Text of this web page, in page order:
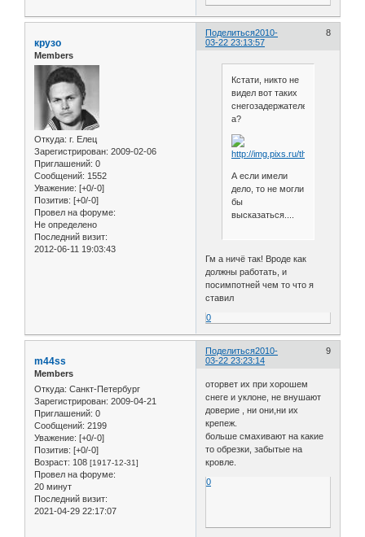
Поделиться 8
2010-
03-22 23:13:57
крузо
Members
Откуда: г. Елец
Зарегистрирован: 2009-02-06
Приглашений: 0
Сообщений: 1552
Уважение: [+0/-0]
Позитив: [+0/-0]
Провел на форуме:
Не определено
Последний визит:
2012-06-11 19:03:43
Кстати, никто не
видел вот таких
снегозадержателей,
а?
А если имели
дело, то не могли
бы
высказаться....
Гм а ничё так! Вроде как
должны работать, и
посимпотней чем то что я
ставил
0
Поделиться 9
2010-
03-22 23:23:14
m44ss
Members
Откуда: Санкт-Петербург
Зарегистрирован: 2009-04-21
Приглашений: 0
Сообщений: 2199
Уважение: [+0/-0]
Позитив: [+0/-0]
Возраст: 108 [1917-12-31]
Провел на форуме:
20 минут
Последний визит:
2021-04-29 22:17:07
оторвет их при хорошем
снеге и уклоне, не внушают
доверие , ни они,ни их
крепеж.
больше смахивают на какие
то обрезки, забытые на
кровле.
0